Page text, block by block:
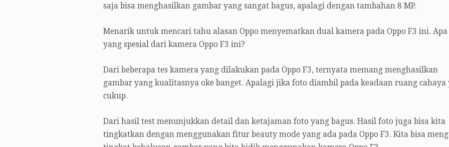
saja bisa menghasilkan gambar yang sangat bagus, apalagi dengan tambahan 8 MP.
Menarik untuk mencari tahu alasan Oppo menyematkan dual kamera pada Oppo F3 ini. Apa
yang spesial dari kamera Oppo F3 ini?
Dari beberapa tes kamera yang dilakukan pada Oppo F3, ternyata memang menghasilkan
gambar yang kualitasnya oke banget. Apalagi jika foto diambil pada keadaan ruang cahaya
cukup.
Dari hasil test menunjukkan detail dan ketajaman foto yang bagus. Hasil foto juga bisa kita
tingkatkan dengan menggunakan fitur beauty mode yang ada pada Oppo F3. Kita bisa